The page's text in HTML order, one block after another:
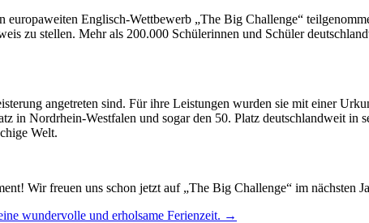
Englisch-Wettbewerb „The Big Challenge“
zu stellen. Mehr als 200.000 Schülerinnen und Schüler
angetreten sind. Für ihre Leistungen wurden sie mit einer
in Nordrhein-Westfalen und sogar den 50. Platz deutschlandweit in
Welt.
Wir freuen uns schon jetzt auf „The Big Challenge“ im nächsten
wundervolle und erholsame Ferienzeit. →